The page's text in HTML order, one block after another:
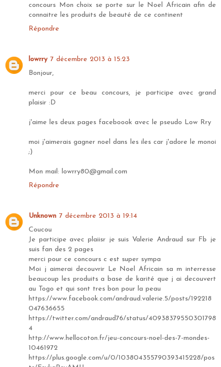
concours Mon choix se porte sur le Noel Africain afin de
connaitre les produits de beauté de ce continent
Répondre
lowrry 7 décembre 2013 à 15:23
Bonjour,
merci pour ce beau concours, je participe avec grand
plaisir :D
j'aime les deux pages faceboook avec le pseudo Low Rry
moi j'aimerais gagner noel dans les iles car j'adore le monoi
;)
Mon mail: lowrry80@gmail.com
Répondre
Unknown 7 décembre 2013 à 19:14
Coucou
Je participe avec plaiisr je suis Valerie Andraud sur Fb je
suis fan des 2 pages
merci pour ce concours c est super sympa
Moi j aimerai decouvrir Le Noel Africain sa m interresse
beaucoup les produits a base de karité que j ai decouvert
au Togo et qui sont tres bon pour la peau
https://www.facebook.com/andraud.valerie.5/posts/192218
047636655
https://twitter.com/andraud76/status/40938379550301798
4
http://www.hellocoton.fr/jeu-concours-noel-des-7-mondes-
10461972
https://plus.google.com/u/0/103804355790393415228/pos